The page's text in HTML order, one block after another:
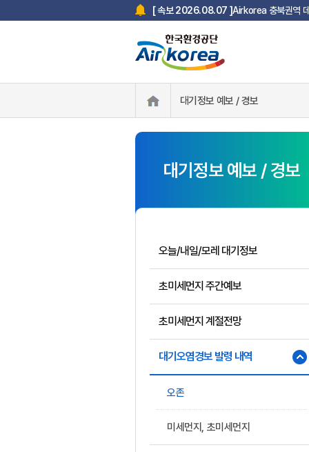
[ 속보 2026.08.07 ]Airkorea 충북권역
대기정보 예보 / 경보
대기정보 예보 / 경보
오늘/내일/모레 대기정보
초미세먼지 주간예보
초미세먼지 계절전망
대기오염경보 발령 내역
오존
미세먼지, 초미세먼지